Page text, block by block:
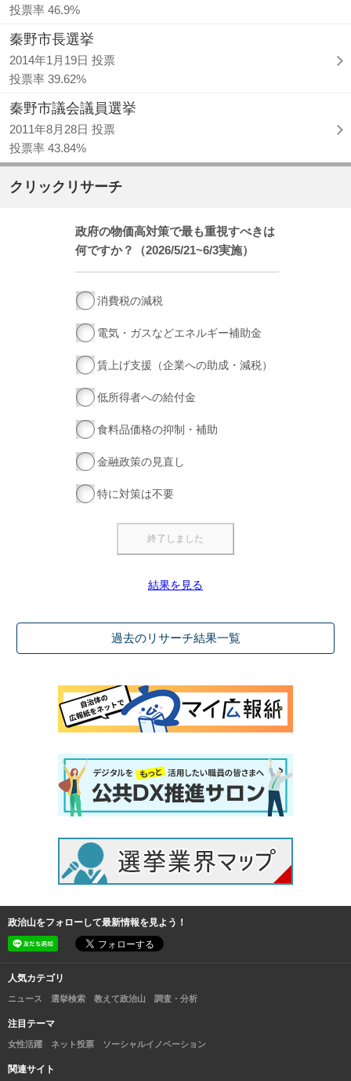
投票率 46.9%
秦野市長選挙
2014年1月19日 投票
投票率 39.62%
秦野市議会議員選挙
2011年8月28日 投票
投票率 43.84%
クリックリサーチ
政府の物価高対策で最も重視すべきは
何ですか？（2026/5/21~6/3実施）
消費税の減税
電気・ガスなどエネルギー補助金
賃上げ支援（企業への助成・減税）
低所得者への給付金
食料品価格の抑制・補助
金融政策の見直し
特に対策は不要
結果を見る
過去のリサーチ結果一覧
政治山をフォローして最新情報を見よう！
人気カテゴリ
ニュース 選挙検索 教えて政治山 調査・分析
注目テーマ
女性活躍 ネット投票 ソーシャルイノベーション
関連サイト